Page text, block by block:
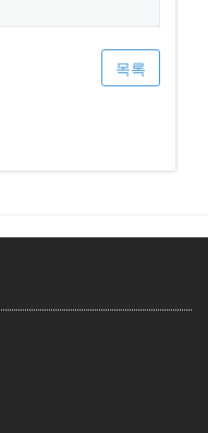
목록